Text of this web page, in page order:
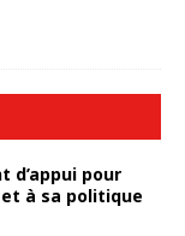
d’appui pour
à sa politique